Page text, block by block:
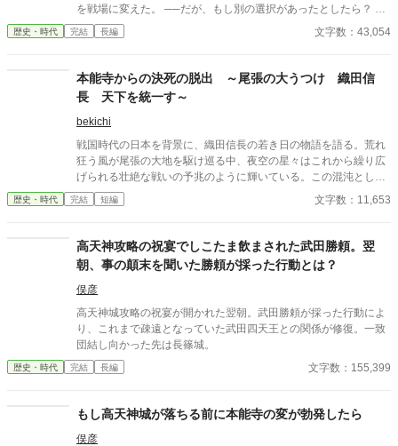
を戦場に変えた。 ──だが、もし別の選択があったとしたら？ 18
81年、明治の春。ハワイ国王カラカウアの来日で、伊藤博文が一
粒の種を蒔いた。連盟でも同盟でもない、小さな「日布親善協
比較、創作の裏話や最新情報はnoteで公開中！ https://note.com/h
al_miz 五十年後、その種が芽吹こうとしていた。 一九二九年、雨
のジュネーブ。外務省書記官・黒瀬誠一郎は軍縮委員会の傍聴席
で、異質な女と出会う。ミリアム・カッツ──シオニスト連盟ジュ
ネーブ支部。彼女の言葉は唐突だった。「私たちには土地が必要
です。どこかに。本当に、どこかに」 黒瀬の口から思いがけず漏
れた一語が、歴史の分岐点を生む。 「樺太」 架空歴史小説。 日
本、ユダヤ人移民、太平洋の覇権──三つの糸が、選ばれなかった
二十世紀を織りなす。
歴史・時代 完結 長編 文字数：43,054
本能寺からの決死の脱出 ～尾張の大うつけ 織田信
長 天下を統一す～
bekichi
戦国時代の日本を背景に、織田信長の若き日の物語を語る。荒れ
狂う風が尾張の大地を駆け巡る中、夜空の星々はこれから繰り広
げられる壮絶な戦いの予兆のように輝いている。この混沌とした
時代において、信長はまだ無名であったが、彼の野望はやがて天
下を揺るがすことになる。信長は、父・信秀の治世に疑問を持ち
されることもあれば期待の星と讃えられることもあった。彼の目
標は、乱世を統一し平和な時代を創ることにあった。物語は信長
の足跡を追い、若き日の友情、父との確執、大名との駆け引きを
描く。信長の人生は、斎藤道三、明智光秀、羽柴秀吉、徳川家
康、伊達政宗といった時代の英傑たちとの交流とともに、一つの
大きな物語を形成する。この物語は、信長の未知なる野望の軌跡
を描くものである。
歴史・時代 完結 短編 文字数：11,653
高天神攻略の祝宴でしこたま飲まされた武田勝頼。翌
朝、事の顛末を聞いた勝頼が採った行動とは？
俣彦
高天神城攻略の祝宴が開かれた翌朝。武田勝頼が採った行動によ
り、これまで疎遠となっていた武田四天王との関係が修復。一致
団結し向かった先は長篠城。
歴史・時代 完結 長編 文字数：155,399
もし高天神城が落ちる前に本能寺の変が勃発したら
俣彦